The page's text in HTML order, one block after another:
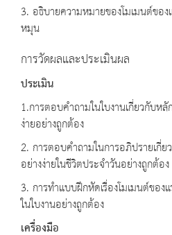
3. อธิบายความหมายของโมเมนต์ขอ
หมุน
การวัดผลและประเมินผล
ประเมิน
1.การตอบคําถามในใบงานเกี่ยวกับห
ง่ายอย่างถูกต้อง
2. การตอบคําถามในการอภิปรายเกี่ย
อย่างง่ายในชีวิตประจําวันอย่างถูกต้อง
3. การทําแบบฝึกหัดเรื่องโมเมนต์ขอ
ในใบงานอย่างถูกต้อง
เครื่องมือ